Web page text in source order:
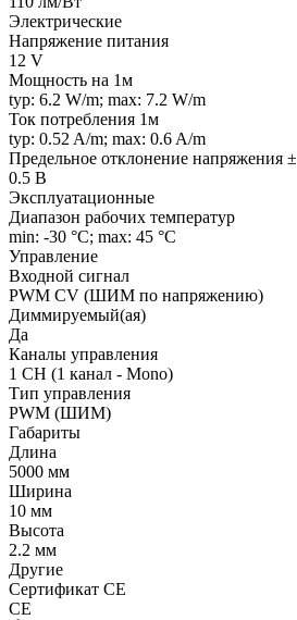
Электрические
Напряжение питания
12 V
Мощность на 1м
typ: 6.2 W/m; max: 7.2 W/m
Ток потребления 1м
typ: 0.52 A/m; max: 0.6 A/m
Предельное отклонение напряжения ±
0.5 В
Эксплуатационные
Диапазон рабочих температур
min: -30 °C; max: 45 °C
Управление
Входной сигнал
PWM СV (ШИМ по напряжению)
Диммируемый(ая)
Да
Каналы управления
1 CH (1 канал - Mono)
Тип управления
PWM (ШИМ)
Габариты
Длина
5000 мм
Ширина
10 мм
Высота
2.2 мм
Другие
Сертификат CE
CE